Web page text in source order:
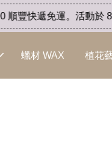
運。活動於 8/5 開始
蠟材 WAX 植花